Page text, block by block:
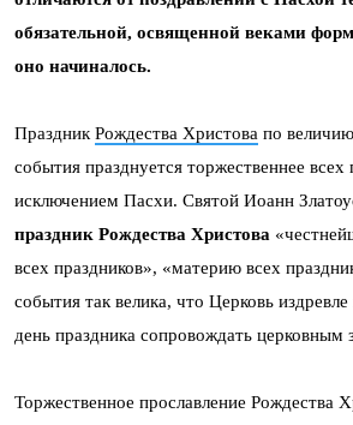
обязательной, освященной веками
оно начиналось.
Праздник Рождества Христова по
события празднуется торжественнее всех
исключением Пасхи. Святой Иоанн
праздник Рождества Христова
всех праздников», «материю всех
события так велика, что Церковь издревле
день праздника сопровождать церковным
Торжественное прославление Рождества